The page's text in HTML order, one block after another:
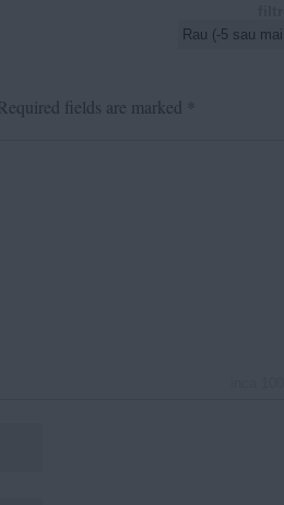
fields are marked *